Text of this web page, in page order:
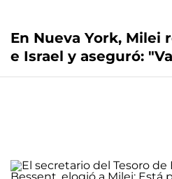
En Nueva York, Milei
e Israel y aseguró: